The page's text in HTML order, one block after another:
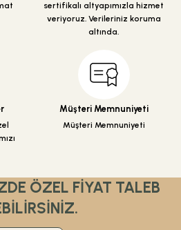
olmalı.sertifikalı altyapımızla hizmet
veriyoruz. Verileriniz koruma
altında.
Müşteri Memnuniyeti
Müşteri Memnuniyeti
ÖZEL FİYAT TALEB